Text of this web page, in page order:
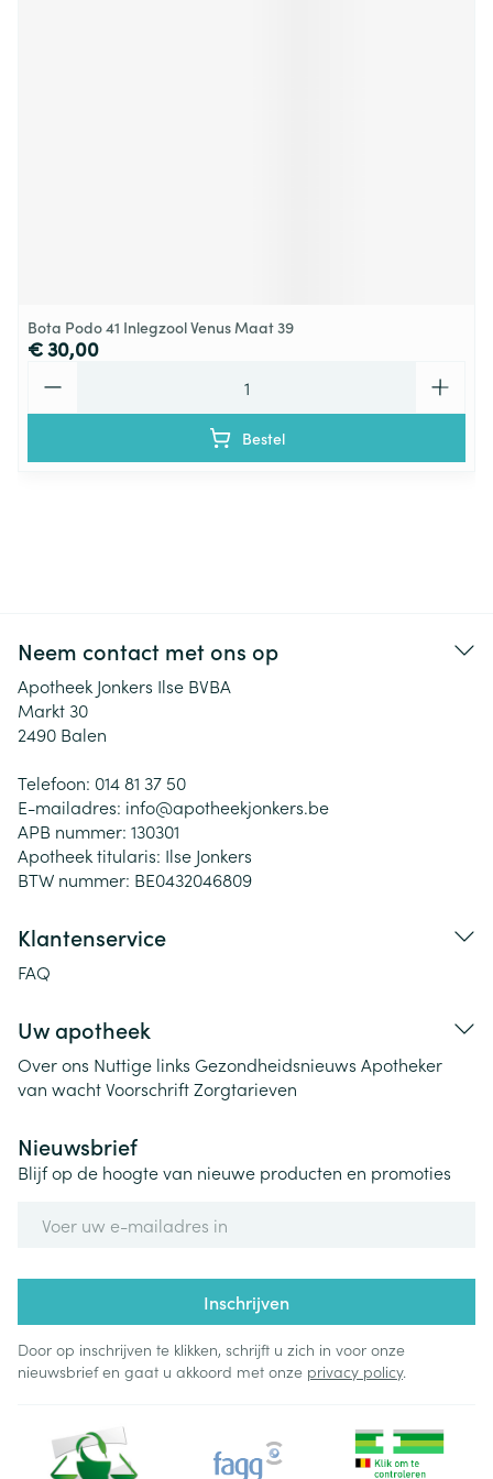
Bota Podo 41 Inlegzool Venus Maat 39
€ 30,00
Bestel
Neem contact met ons op
Apotheek Jonkers Ilse BVBA
Markt 30
2490 Balen
Telefoon: 014 81 37 50
E-mailadres: info@apotheekjonkers.be
APB nummer: 130301
Apotheek titularis: Ilse Jonkers
BTW nummer: BE0432046809
Klantenservice
FAQ
Uw apotheek
Over ons Nuttige links Gezondheidsnieuws Apotheker
van wachtVoorschriftZorgtarieven
Nieuwsbrief
Blijf op de hoogte van nieuwe producten en promoties
Inschrijven
Door op inschrijven te klikken, schrijft u zich in voor onze
nieuwsbrief en gaat u akkoord met onze privacy policy.